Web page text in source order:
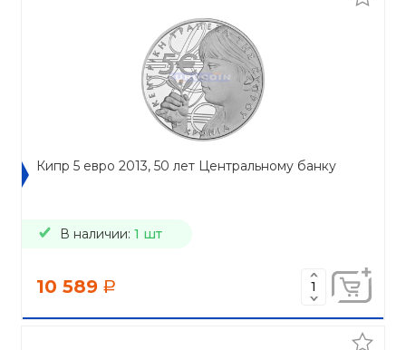
Кипр 5 евро 2013, 50 лет Центральному банку
В наличии: 1 шт
10 589 a